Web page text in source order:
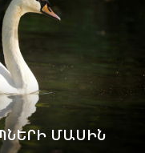
ՄԱՍԻՆ